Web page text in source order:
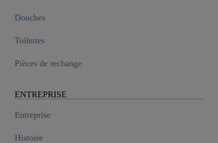
Douches
Toilettes
Pièces de rechange
ENTREPRISE
Entreprise
Histoire